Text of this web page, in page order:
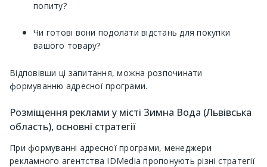
попиту?
Чи готові вони подолати відстань для покупки
вашого товару?
Відповівши ці запитання, можна розпочинати
формуванню адресної програми.
Розміщення реклами у місті Зимна Вода (Львівська
область), основні стратегії
При формуванні адресної програми, менеджери
рекламного агентства IDMedia пропонують різні стратегії